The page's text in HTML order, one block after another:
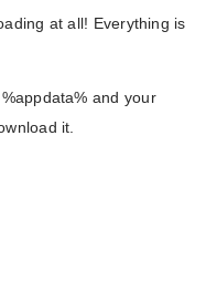
at all! Everything is
and your
it.